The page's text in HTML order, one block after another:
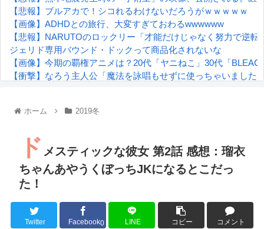
【悲報】ブルアカで！シコれるわけないだろうがｗｗｗｗｗ
【画像】ADHDとの旅行、大変すぎておわるwwwwww
【悲報】NARUTOのロックリー「才能だけじゃなく努力で逆
ジェリド専用バウンド・ドックって商品化されないな
【画像】今期の覇権アニメは？20代「ヤニねこ」30代「
【衝撃】なろう主人公「魔法を詠唱もせずに使っちゃいまし
『進撃の巨人』で一番面白いところってｗｗｗｗｗ
るろうに剣心 -明治剣客浪漫譚- 京都動乱 第33話の感想
同盟、帝国、フェザーン。生まれるなら何処がいいか問題！
Powered by livedoor 相互RSS
ホーム 2019冬
ド メスティックな彼女 第2話 感想：瑠衣
ちゃんあやうくぼっちJKになるとこだっ
た！
Twitter Facebook0 LINE コピー コメント